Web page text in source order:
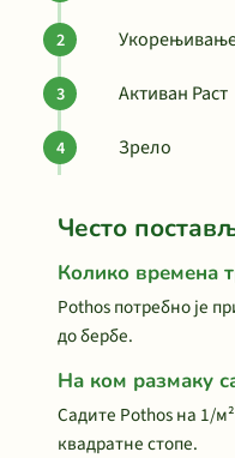
Активан Раст
Зрело
Често
Колико времена
Pothos потребно је
до бербе.
На ком размаку
Садите Pothos на 1/
квадратне стопе.